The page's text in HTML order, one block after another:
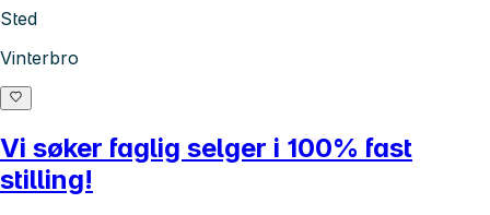
Sted
Vinterbro
Vi søker faglig selger i 100% fast
stilling!